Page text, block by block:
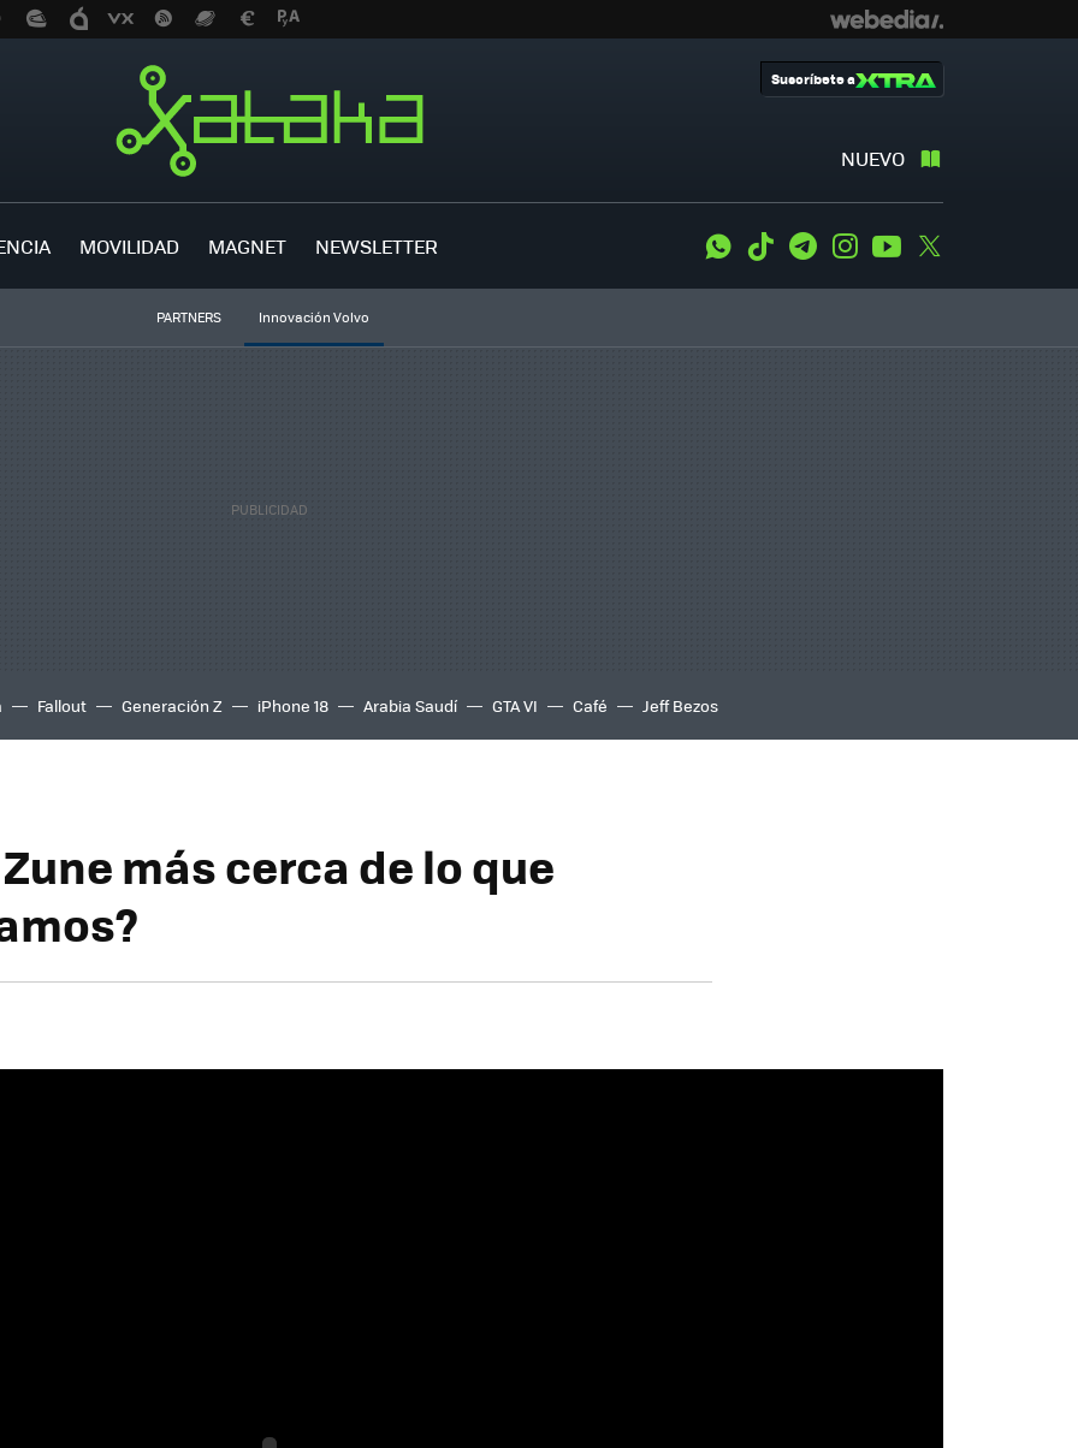
NUEVO
Suscríbete a
MOVILIDAD MAGNET NEWSLETTER WhatsApp
Tiktok TelegramInstagramYoutube
PARTNERS Innovación Volvo
Fallout Generación Z iPhone 18 Arabia Saudí GTA VI Café Jeff Bezos
más cerca de lo que